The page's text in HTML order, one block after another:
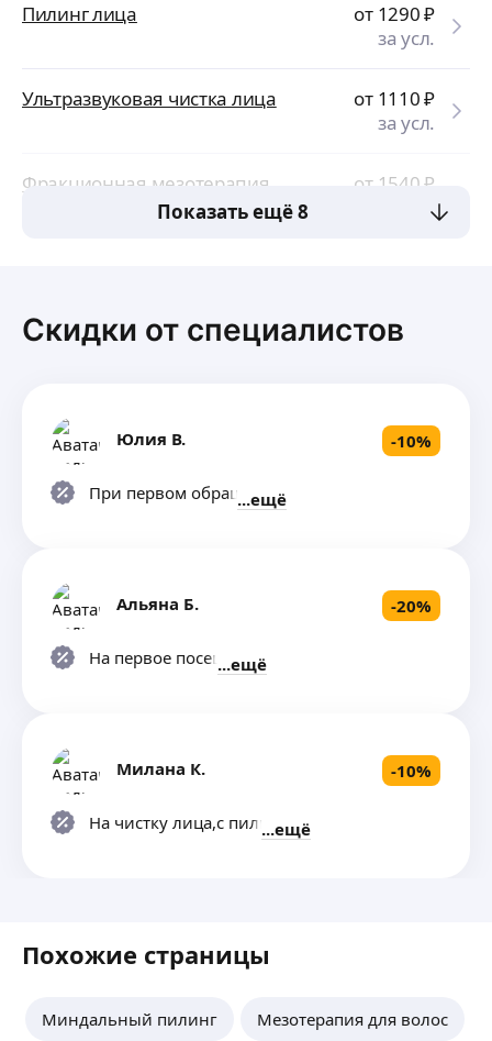
Пилинг лица от 1290₽
за усл.
Ультразвуковая чистка лица от 1110₽
за усл.
Фракционная мезотерапия от 1540₽
за усл.
Показать ещё 8
Скидки от специалистов
Юлия В. -10%
При первом обращении
ещё
Альяна Б. -20%
На первое посещение
ещё
Милана К. -10%
На чистку лица,с пилингом
ещё
Похожие страницы
Миндальный пилинг Мезотерапия для волос